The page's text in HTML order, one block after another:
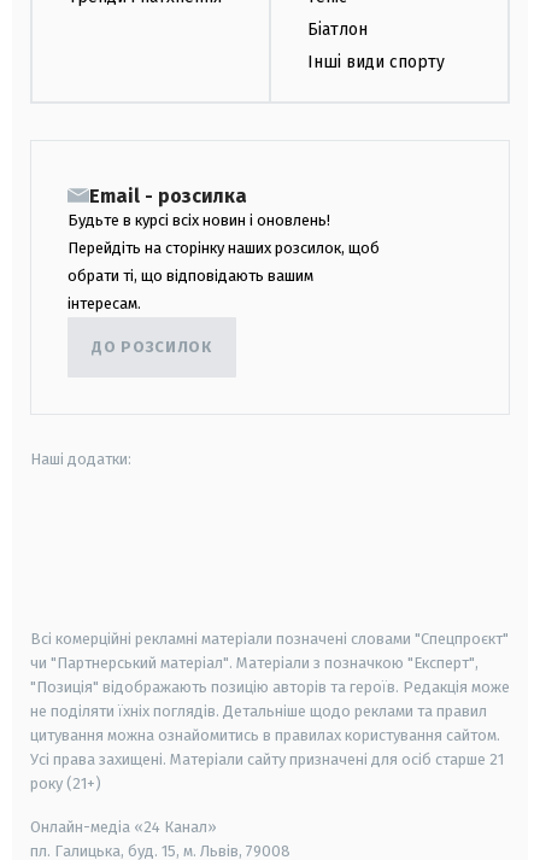
Біатлон
Інші види спорту
Email - розсилка
Будьте в курсі всіх новин і оновлень!
Перейдіть на сторінку наших розсилок, щоб
обрати ті, що відповідають вашим
інтересам.
ДО РОЗСИЛОК
Наші додатки:
Всі комерційні рекламні матеріали позначені словами "Спецпроєкт"
чи "Партнерський матеріал". Матеріали з позначкою "Експерт",
"Позиція" відображають позицію авторів та героїв. Редакція може
не поділяти їхніх поглядів. Детальніше щодо реклами та правил
цитування можна ознайомитись в правилах користування сайтом.
Усі права захищені. Матеріали сайту призначені для осіб старше 21
року (21+)
Онлайн-медіа «24 Канал»
пл. Галицька, буд. 15, м. Львів, 79008